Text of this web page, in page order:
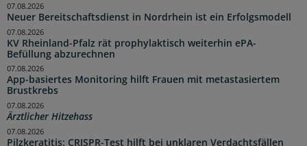
Neuer Bereitschaftsdienst in Nordrhein ist ein Erfolgsmodell
07.08.2026
KV Rheinland-Pfalz rät prophylaktisch weiterhin ePA-
Befüllung abzurechnen
07.08.2026
App-basiertes Monitoring hilft Frauen mit metastasiertem
Brustkrebs
07.08.2026
Ärztlicher Hitzehass
07.08.2026
Pilzkeratitis: CRISPR-Test hilft bei unklaren Verdachtsfällen
07.08.2026